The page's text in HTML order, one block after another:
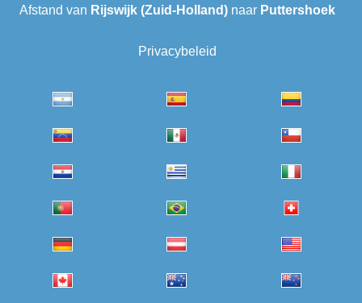
Afstand van Rijswijk (Zuid-Holland)naar Puttershoek
Privacybeleid